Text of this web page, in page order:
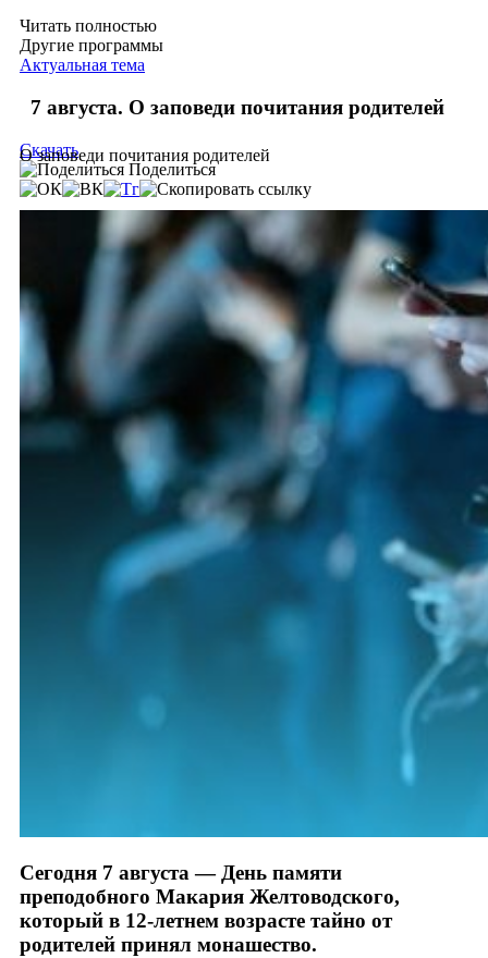
Читать полностью
Другие программы
Актуальная тема
7 августа. О заповеди почитания родителей
О заповеди почитания родителей
Скачать
Поделиться
Сегодня 7 августа — День памяти
преподобного Макария Желтоводского,
который в 12-летнем возрасте тайно от
родителей принял монашество.